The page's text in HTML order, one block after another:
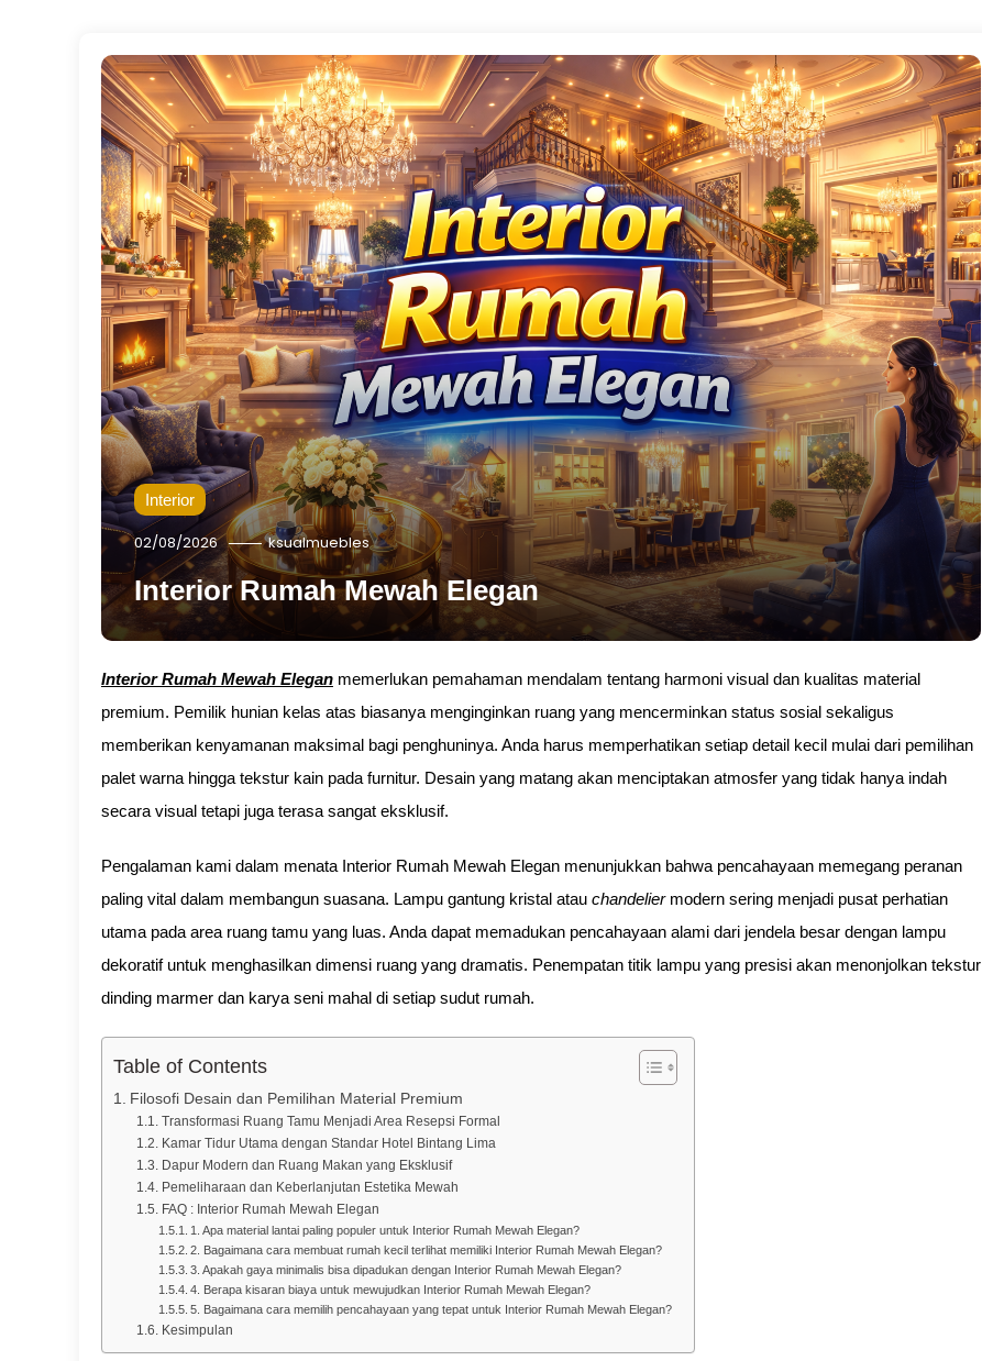
Interior
02/08/2026 ksualmuebles
Interior Rumah Mewah Elegan
Interior Rumah Mewah Elegan memerlukan pemahaman mendalam tentang harmoni visual dan kualitas material
premium. Pemilik hunian kelas atas biasanya menginginkan ruang yang mencerminkan status sosial sekaligus
memberikan kenyamanan maksimal bagi penghuninya. Anda harus memperhatikan setiap detail kecil mulai dari pemilihan
palet warna hingga tekstur kain pada furnitur. Desain yang matang akan menciptakan atmosfer yang tidak hanya indah
secara visual tetapi juga terasa sangat eksklusif.
Pengalaman kami dalam menata Interior Rumah Mewah Elegan menunjukkan bahwa pencahayaan memegang peranan
paling vital dalam membangun suasana. Lampu gantung kristal atau chandeliermodern sering menjadi pusat perhatian
utama pada area ruang tamu yang luas. Anda dapat memadukan pencahayaan alami dari jendela besar dengan lampu
dekoratif untuk menghasilkan dimensi ruang yang dramatis. Penempatan titik lampu yang presisi akan menonjolkan tekstur
dinding marmer dan karya seni mahal di setiap sudut rumah.
Table of Contents
Filosofi Desain dan Pemilihan Material Premium
Transformasi Ruang Tamu Menjadi Area Resepsi Formal
Kamar Tidur Utama dengan Standar Hotel Bintang Lima
Dapur Modern dan Ruang Makan yang Eksklusif
Pemeliharaan dan Keberlanjutan Estetika Mewah
FAQ : Interior Rumah Mewah Elegan
1. Apa material lantai paling populer untuk Interior Rumah Mewah Elegan?
2. Bagaimana cara membuat rumah kecil terlihat memiliki Interior Rumah Mewah Elegan?
3. Apakah gaya minimalis bisa dipadukan dengan Interior Rumah Mewah Elegan?
4. Berapa kisaran biaya untuk mewujudkan Interior Rumah Mewah Elegan?
5. Bagaimana cara memilih pencahayaan yang tepat untuk Interior Rumah Mewah Elegan?
Kesimpulan